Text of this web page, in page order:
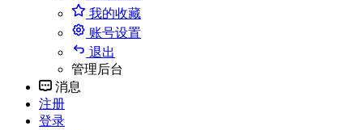
我的收藏
账号设置
退出
管理后台
消息
注册
登录